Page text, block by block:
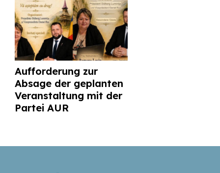
Aufforderung zur
Absage der geplanten
Veranstaltung mit der
Partei AUR